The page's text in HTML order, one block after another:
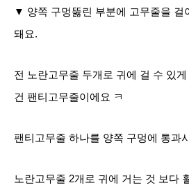
▼ 양쪽 구멍뚫린 부분에 고무줄을 걸
돼요.
전 노란고무줄 두개로 귀에 걸 수 있
건 팬티고무줄이에요 ㅋ
팬티고무줄 하나를 양쪽 구멍에 통과
노란고무줄 2개로 귀에 거는 것 보다